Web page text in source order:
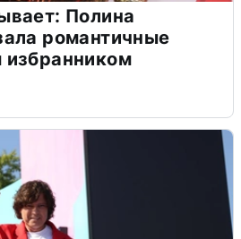
Полина
романтичные